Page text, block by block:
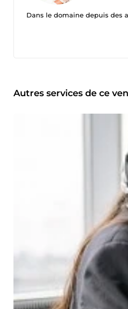
Dans le domaine depuis des
Autres services de ce